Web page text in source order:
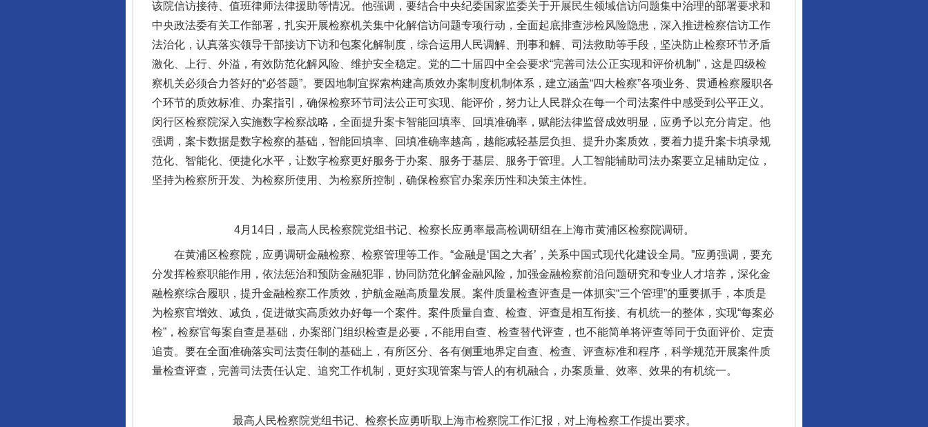
该院信访接待、值班律师法律援助等情况。他强调，要结合中央纪委国家监委关于开展民生领域信访问题集中治理的部署要求和
中央政法委有关工作部署，扎实开展检察机关集中化解信访问题专项行动，全面起底排查涉检风险隐患，深入推进检察信访工作
法治化，认真落实领导干部接访下访和包案化解制度，综合运用人民调解、刑事和解、司法救助等手段，坚决防止检察环节矛盾
激化、上行、外溢，有效防范化解风险、维护安全稳定。党的二十届四中全会要求“完善司法公正实现和评价机制”，这是四级检
察机关必须合力答好的“必答题”。要因地制宜探索构建高质效办案制度机制体系，建立涵盖“四大检察”各项业务、贯通检察履职各
个环节的质效标准、办案指引，确保检察环节司法公正可实现、能评价，努力让人民群众在每一个司法案件中感受到公平正义。
闵行区检察院深入实施数字检察战略，全面提升案卡智能回填率、回填准确率，赋能法律监督成效明显，应勇予以充分肯定。他
强调，案卡数据是数字检察的基础，智能回填率、回填准确率越高，越能减轻基层负担、提升办案质效，要着力提升案卡填录规
范化、智能化、便捷化水平，让数字检察更好服务于办案、服务于基层、服务于管理。人工智能辅助司法办案要立足辅助定位，
坚持为检察所开发、为检察所使用、为检察所控制，确保检察官办案亲历性和决策主体性。
4月14日，最高人民检察院党组书记、检察长应勇率最高检调研组在上海市黄浦区检察院调研。
在黄浦区检察院，应勇调研金融检察、检察管理等工作。“金融是‘国之大者’，关系中国式现代化建设全局。”应勇强调，要充
分发挥检察职能作用，依法惩治和预防金融犯罪，协同防范化解金融风险，加强金融检察前沿问题研究和专业人才培养，深化金
融检察综合履职，提升金融检察工作质效，护航金融高质量发展。案件质量检查评查是一体抓实“三个管理”的重要抓手，本质是
为检察官增效、减负，促进做实高质效办好每一个案件。案件质量自查、检查、评查是相互衔接、有机统一的整体，实现“每案必
检”，检察官每案自查是基础，办案部门组织检查是必要，不能用自查、检查替代评查，也不能简单将评查等同于负面评价、定责
追责。要在全面准确落实司法责任制的基础上，有所区分、各有侧重地界定自查、检查、评查标准和程序，科学规范开展案件质
量检查评查，完善司法责任认定、追究工作机制，更好实现管案与管人的有机融合，办案质量、效率、效果的有机统一。
最高人民检察院党组书记、检察长应勇听取上海市检察院工作汇报，对上海检察工作提出要求。